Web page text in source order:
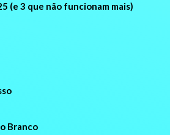
(e 3 que não funcionam mais)
Branco